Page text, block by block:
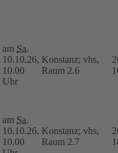
am Sa.
10.10.26,
10.00
Uhr
Konstanz; vhs,
Raum 2.6
am Sa.
10.10.26,
10.00
Konstanz; vhs,
Raum 2.7